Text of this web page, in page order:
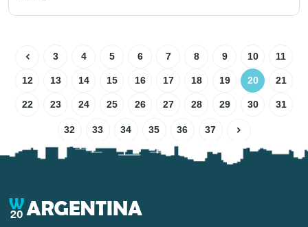
3 4 5 6 7 8 9 10 11
12 13 14 15 16 17 18 19 20 21
22 23 24 25 26 27 28 29 30 31
32 33 34 35 36 37